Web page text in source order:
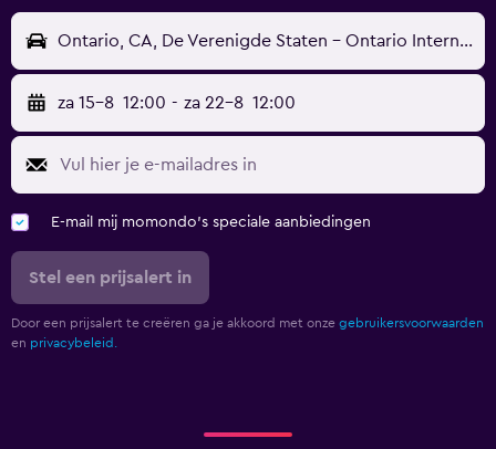
Ontario, CA, De Verenigde Staten - Ontario Internationaal (ONT)
za 15-8 12:00 - za 22-8 12:00
E-mail mij momondo's speciale aanbiedingen
Stel een prijsalert in
Door een prijsalert te creëren ga je akkoord met onze gebruikersvoorwaarden
en privacybeleid.